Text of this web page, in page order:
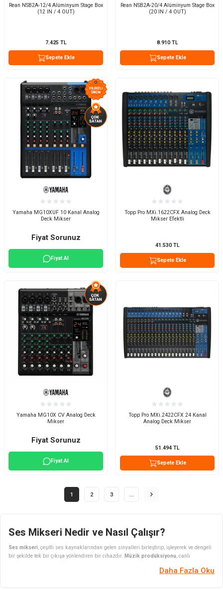
Rean NSB2A-12/4 Alüminyum Stage Box
(12 IN / 4 OUT)
7.425TL
Sepete Ekle
Rean NSB2A-20/4 Alüminyum Stage Box
(20 IN / 4 OUT)
8.910TL
Sepete Ekle
Yamaha MG10XUF 10 Kanal Analog
Deck Mikser
Fiyat Sorunuz
Fiyat Al
Topp Pro MXi.1622CFX Analog Deck
Mikser Efektli
41.530TL
Sepete Ekle
Yamaha MG10X CV Analog Deck
Mikser
Fiyat Sorunuz
Fiyat Al
Topp Pro MXi.2422CFX 24 Kanal
Analog Deck Mikser
51.494TL
Sepete Ekle
1 2 3
Ses Mikseri Nedir ve Nasıl Çalışır?
Ses mikseri, çeşitli ses kaynaklarından gelen sinyalleri birleştirip, işleyerek ve dengeli
bir şekilde tek bir çıkışa yönlendiren bir cihazdır. Müzik prodüksiyonu, canlı
mikserleri, ses mühendisleri ve teknisyenler için vazgeçilmez bir araçtır. Temel işlevi,
Daha Fazla Oku